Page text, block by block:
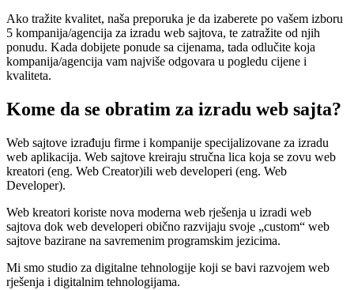
Ako tražite kvalitet, naša preporuka je da izaberete po vašem izboru
5 kompanija/agencija za izradu web sajtova, te zatražite od njih
ponudu. Kada dobijete ponude sa cijenama, tada odlučite koja
kompanija/agencija vam najviše odgovara u pogledu cijene i
kvaliteta.
Kome da se obratim za izradu web sajta?
Web sajtove izrađuju firme i kompanije specijalizovane za izradu
web aplikacija. Web sajtove kreiraju stručna lica koja se zovu web
kreatori (eng. Web Creator)ili web developeri (eng. Web
Developer).
Web kreatori koriste nova moderna web rješenja u izradi web
sajtova dok web developeri obično razvijaju svoje „custom“ web
sajtove bazirane na savremenim programskim jezicima.
Mi smo studio za digitalne tehnologije koji se bavi razvojem web
rješenja i digitalnim tehnologijama.